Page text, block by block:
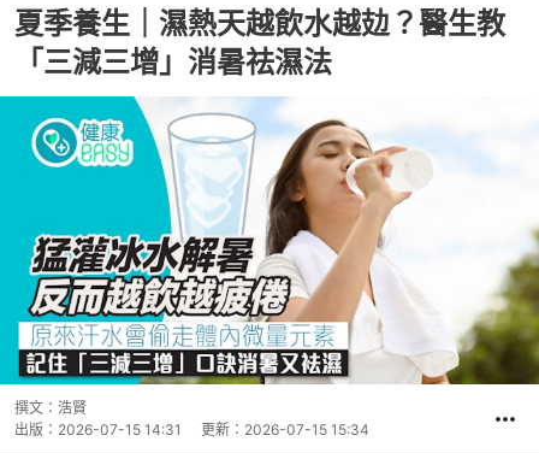
夏季養生｜濕熱天越飲水越攰？醫生教
「三減三增」消暑祛濕法
撰文： 浩賢
出版： 2026-07-15 14:31 更新： 2026-07-15 15:34